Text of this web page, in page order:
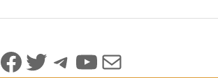
Facebook
Twitter
Telegram
YouTube
Mail